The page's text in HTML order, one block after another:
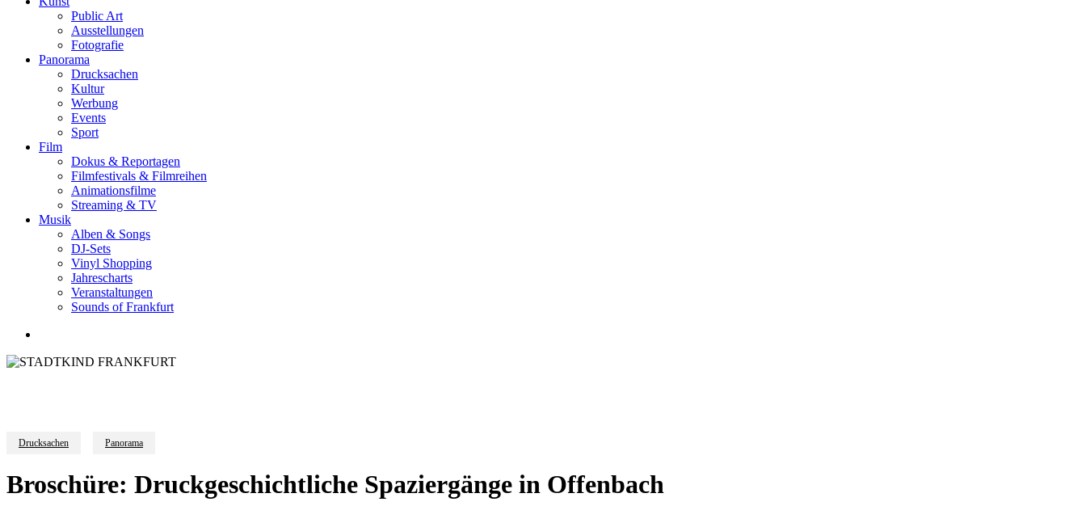
Public Art
Ausstellungen
Fotografie
Panorama
Drucksachen
Kultur
Werbung
Events
Sport
Film
Dokus & Reportagen
Filmfestivals & Filmreihen
Animationsfilme
Streaming & TV
Musik
Alben & Songs
DJ-Sets
Vinyl Shopping
Jahrescharts
Veranstaltungen
Sounds of Frankfurt
Drucksachen Panorama
Broschüre: Druckgeschichtliche Spaziergänge in Offenbach